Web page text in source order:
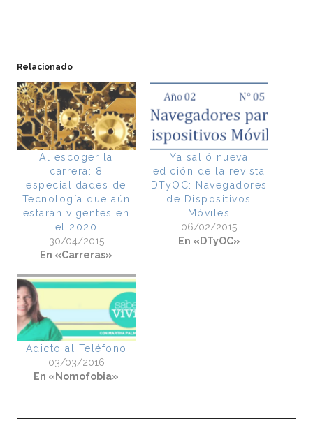
Relacionado
Al escoger la
carrera: 8
especialidades de
Tecnología que aún
estarán vigentes en
el 2020
30/04/2015
En «Carreras»
Ya salió nueva
edición de la revista
DTyOC: Navegadores
de Dispositivos
Móviles
06/02/2015
En «DTyOC»
Adicto al Teléfono
03/03/2016
En «Nomofobia»